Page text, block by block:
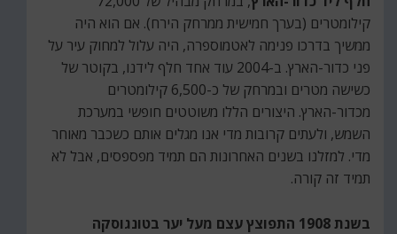
קילומטרים (בערך חמישית ממרחק הירח). אם הוא היה
ממשיך בדרכו פנימה לאטמוספרה, היה עלול למחוק עיר על
פני כדור-הארץ. ב-2004 עוד אחד חלף לידנו, בקוטר של
כשישה מטרים ובמרחק של כ-6,500 קילומטרים
מכדור-הארץ. היצורים הללו משוטטים חופשי במערכת
השמש, ולעתים קרובות מדי אנו מגלים אותם כשכבר מאוחר
מדי. למזלנו בשנים האחרונות הם תמיד מפספסים, אבל לא
תמיד זה קורה.
בשנת 1908 התפוצץ עצם מעל יער בטונגוסקה